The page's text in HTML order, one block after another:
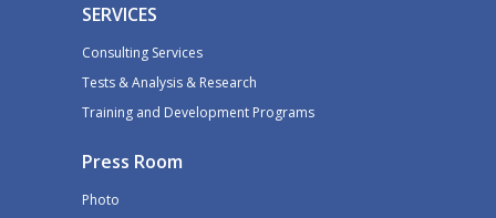
SERVICES
Consulting Services
Tests & Analysis & Research
Training and Development Programs
Press Room
Photo